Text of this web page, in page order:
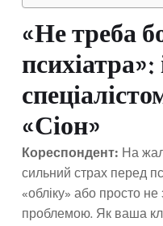
«Не треба
психіатра»:
«Сіон»
Кореспондент: На
сильний страх перед
«обліку» або просто
проблемою. Як ваша